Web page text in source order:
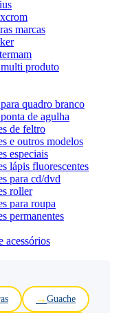
marcas
produto
quadro branco
de agulha
de feltro
e outros modelos
especiais
lápis fluorescentes
para cd/dvd
roller
para roupa
permanentes
acessórios
Guache